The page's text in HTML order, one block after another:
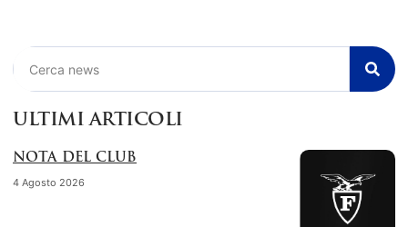
ULTIMI ARTICOLI
NOTA DEL CLUB
4 Agosto 2026